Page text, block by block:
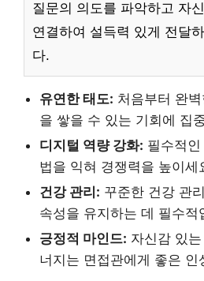
질문의 의도를 파악하고 자
연결하여 설득력 있게 전달
다.
유연한 태도: 처음부터 완
을 쌓을 수 있는 기회에 집
디지털 역량 강화: 필수적
법을 익혀 경쟁력을 높이세
건강 관리: 꾸준한 건강 관
속성을 유지하는 데 필수적
긍정적 마인드: 자신감 있
너지는 면접관에게 좋은 인